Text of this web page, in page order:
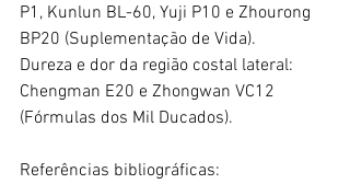
P1, Kunlun BL-60, Yuji P10 e Zhourong
BP20 (Suplementação de Vida).
Dureza e dor da região costal lateral:
Chengman E20 e Zhongwan VC12
(Fórmulas dos Mil Ducados).
Referências bibliográficas: